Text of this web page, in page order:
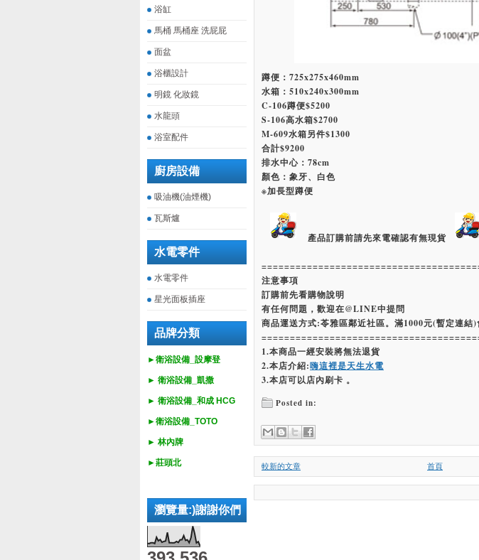
浴缸
馬桶 馬桶座 洗屁屁
面盆
浴櫃設計
明鏡 化妝鏡
水龍頭
浴室配件
廚房設備
吸油機(油煙機)
瓦斯爐
水電零件
水電零件
星光面板插座
品牌分類
►衛浴設備_設摩登
► 衛浴設備_ 凱撒
► 衛浴設備_ 和成 HCG
►衛浴設備_ TOTO
► 林內牌
►莊頭北
瀏覽量:)謝謝你們
蹲便：725x275x460mm
水箱：510x240x300mm
C-106蹲便$5200
S-106高水箱$2700
M-609水箱另件$1300
合計$9200
排水中心：78cm
顏色：象牙、白色
※加長型蹲便
產品訂購前請先來電確認有無現貨
注意事項
訂購前先看購物說明
有任何問題，歡迎在@LINE中提問
商品運送方式:苓雅區鄰近社區。滿1000元(暫定連結
1.本商品一經安裝將無法退貨
2.本店介紹:嗨這裡是天生水電
3.本店可以店內刷卡 。
Posted in:
較新的文章 首頁